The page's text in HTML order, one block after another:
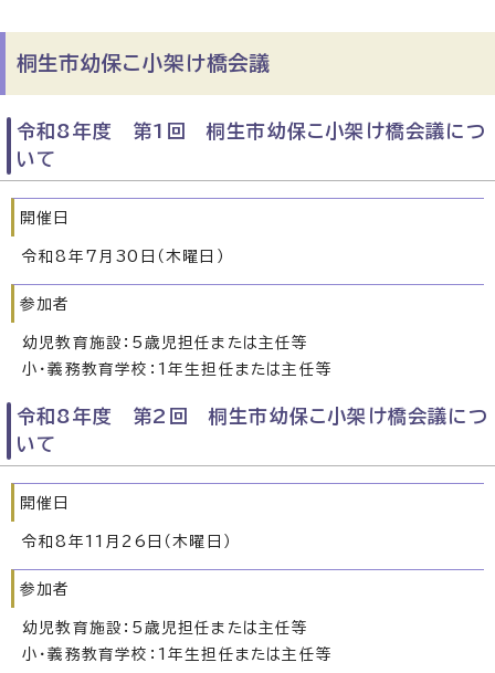
桐生市幼保こ小架け橋会議
令和8年度 第1回 桐生市幼保こ小架け橋会議につ
いて
開催日
令和8年7月30日（木曜日）
参加者
幼児教育施設：5歳児担任または主任等
小・義務教育学校：1年生担任または主任等
令和8年度 第2回 桐生市幼保こ小架け橋会議につ
いて
開催日
令和8年11月26日（木曜日）
参加者
幼児教育施設：5歳児担任または主任等
小・義務教育学校：1年生担任または主任等